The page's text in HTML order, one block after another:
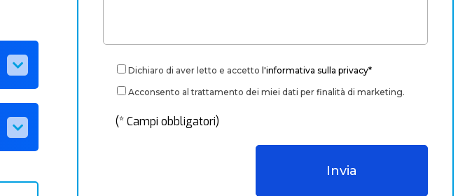
Dichiaro di aver letto e accetto l'informativa sulla privacy*
Acconsento al trattamento dei miei dati per finalità di marketing.
(* Campi obbligatori)